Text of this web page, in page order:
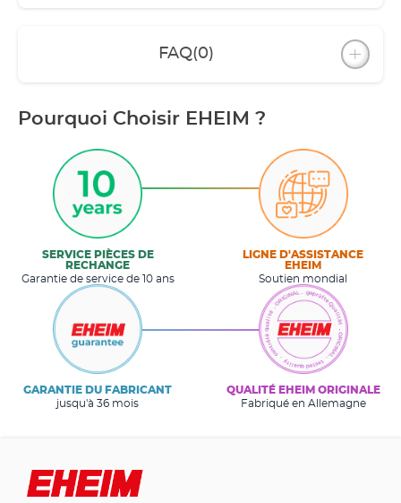
FAQ(0)
Pourquoi Choisir EHEIM ?
SERVICE PIÈCES DE
RECHANGE
Garantie de service de 10 ans
LIGNE D'ASSISTANCE
EHEIM
Soutien mondial
GARANTIE DU FABRICANT
jusqu'à 36 mois
QUALITÉ EHEIM ORIGINALE
Fabriqué en Allemagne